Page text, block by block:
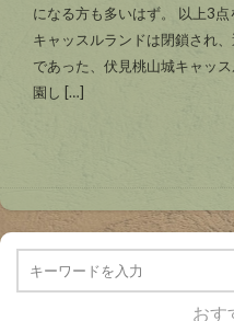
になる方も多いはず。 以上3
キャッスルランドは閉鎖され
であった、伏見桃山城キャッ
園し […]
おす